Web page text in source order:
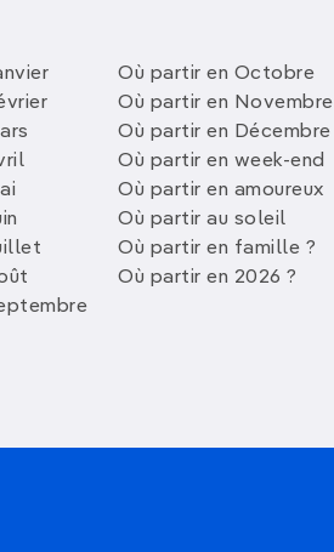
Où partir en Octobre
Où partir en Novembre
Où partir en Décembre
Où partir en week-end
Où partir en amoureux
Où partir au soleil
Où partir en famille ?
Où partir en 2026 ?